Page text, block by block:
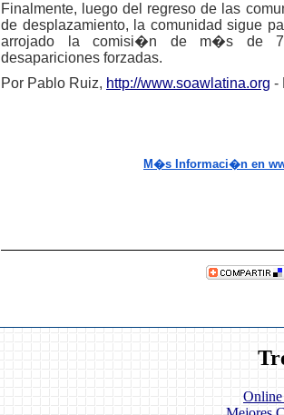
Finalmente, luego del regreso de las
de desplazamiento, la comunidad sigue
arrojado la comisi�n de m�s de
desapariciones forzadas.
Por Pablo Ruiz, http://www.soawlatina.org -
M�s Informaci�n en